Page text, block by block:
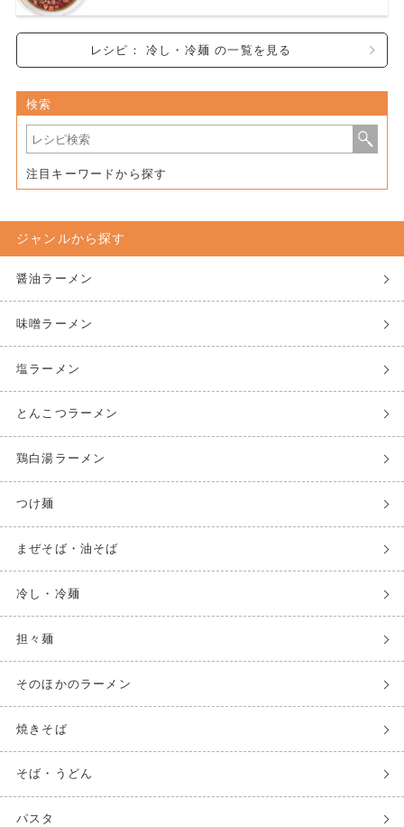
レシピ： 冷し・冷麺 の一覧を見る
検索
注目キーワードから探す
ジャンルから探す
醤油ラーメン
味噌ラーメン
塩ラーメン
とんこつラーメン
鶏白湯ラーメン
つけ麺
まぜそば・油そば
冷し・冷麺
担々麺
そのほかのラーメン
焼きそば
そば・うどん
パスタ